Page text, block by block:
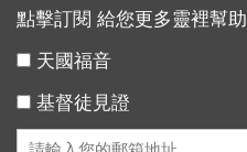
點擊訂閱 給您更多靈裡幫助
天國福音
基督徒見證